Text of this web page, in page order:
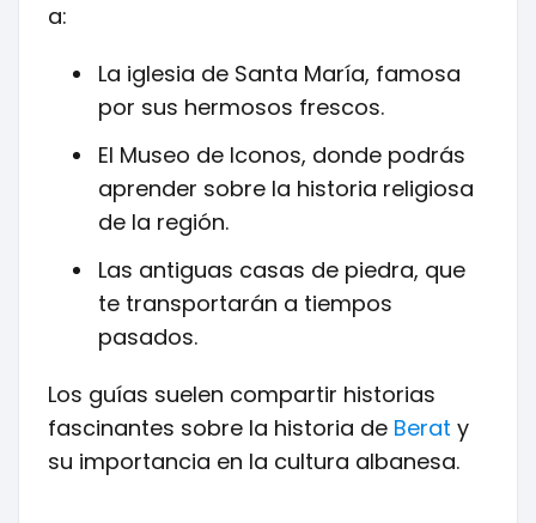
a:
La iglesia de Santa María, famosa
por sus hermosos frescos.
El Museo de Iconos, donde podrás
aprender sobre la historia religiosa
de la región.
Las antiguas casas de piedra, que
te transportarán a tiempos
pasados.
Los guías suelen compartir historias
fascinantes sobre la historia de Berat y
su importancia en la cultura albanesa.